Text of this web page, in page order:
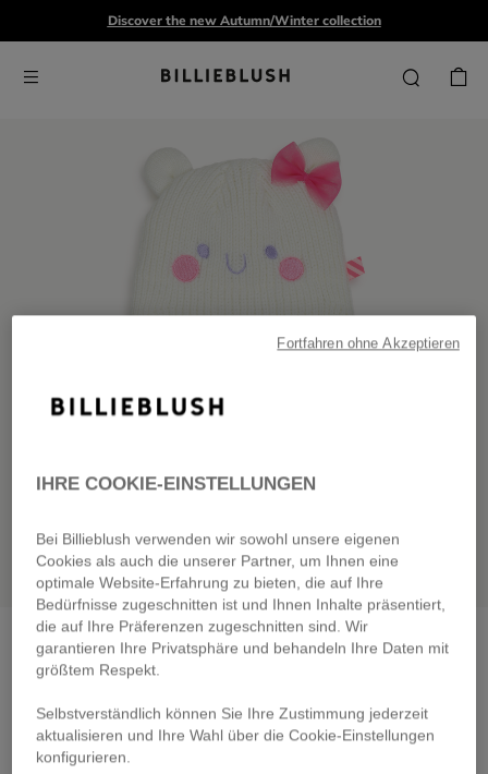
Discover the new Autumn/Winter collection
Knitted beanieivory
Pay in 4 interest-free instalments
🔒 Secure payment & easy returns
IHRE COOKIE-EINSTELLUNGEN
Bei Billieblush verwenden wir sowohl unsere eigenen
Cookies als auch die unserer Partner, um Ihnen eine
optimale Website-Erfahrung zu bieten, die auf Ihre
Bedürfnisse zugeschnitten ist und Ihnen Inhalte präsentiert,
die auf Ihre Präferenzen zugeschnitten sind. Wir
garantieren Ihre Privatsphäre und behandeln Ihre Daten mit
größtem Respekt.
Selbstverständlich können Sie Ihre Zustimmung jederzeit
aktualisieren und Ihre Wahl über die Cookie-Einstellungen
konfigurieren.
Fortfahren ohne Akzeptieren